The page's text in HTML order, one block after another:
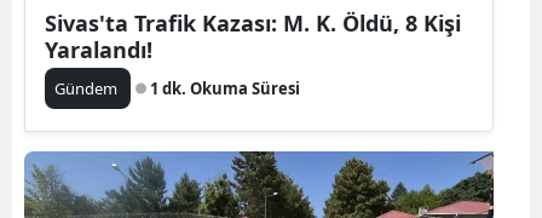
Sivas'ta Trafik Kazası: M. K. Öldü, 8 Kişi
Yaralandı!
Gündem 1 dk. Okuma Süresi